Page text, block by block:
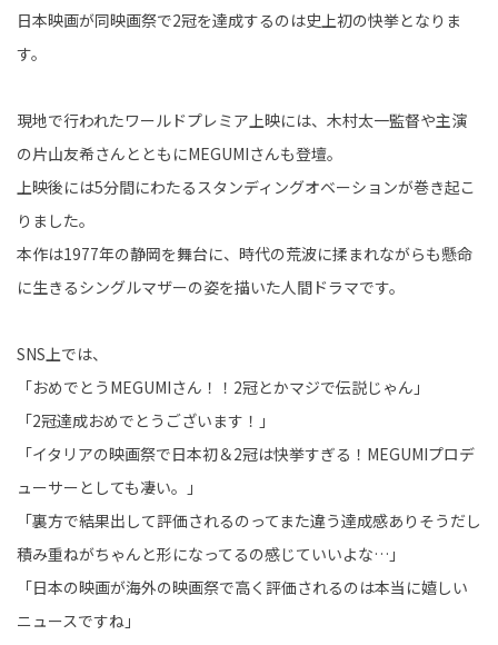
日本映画が同映画祭で2冠を達成するのは史上初の快挙となりま
す。
現地で行われたワールドプレミア上映には、木村太一監督や主演
の片山友希さんとともにMEGUMIさんも登壇。
上映後には5分間にわたるスタンディングオベーションが巻き起こ
りました。
本作は1977年の静岡を舞台に、時代の荒波に揉まれながらも懸命
に生きるシングルマザーの姿を描いた人間ドラマです。
SNS上では、
「おめでとうMEGUMIさん！！2冠とかマジで伝説じゃん」
「2冠達成おめでとうございます！」
「イタリアの映画祭で日本初＆2冠は快挙すぎる！MEGUMIプロデ
ューサーとしても凄い。」
「裏方で結果出して評価されるのってまた違う達成感ありそうだし
積み重ねがちゃんと形になってるの感じていいよな…」
「日本の映画が海外の映画祭で高く評価されるのは本当に嬉しい
ニュースですね」